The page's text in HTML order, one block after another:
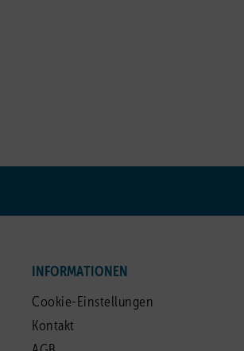
INFORMATIONEN
Cookie-Einstellungen
Kontakt